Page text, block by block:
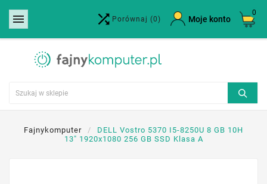
  Porównaj (0) Moje konto
0
Fajnykomputer
DELL Vostro 5370 I5-8250U 8 GB 10H
13" 1920x1080 256 GB SSD Klasa A
Utwórz listę życzeń ×
Nazwa listy życzeń
Anuluj Utwórz listę życzeń